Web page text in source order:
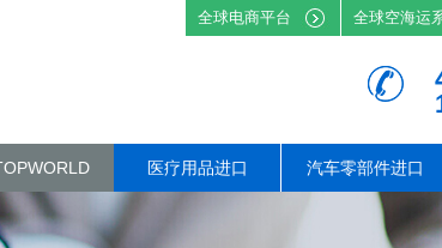
全球电商平台 全球空海运
医疗用品进口 汽车零部件进口